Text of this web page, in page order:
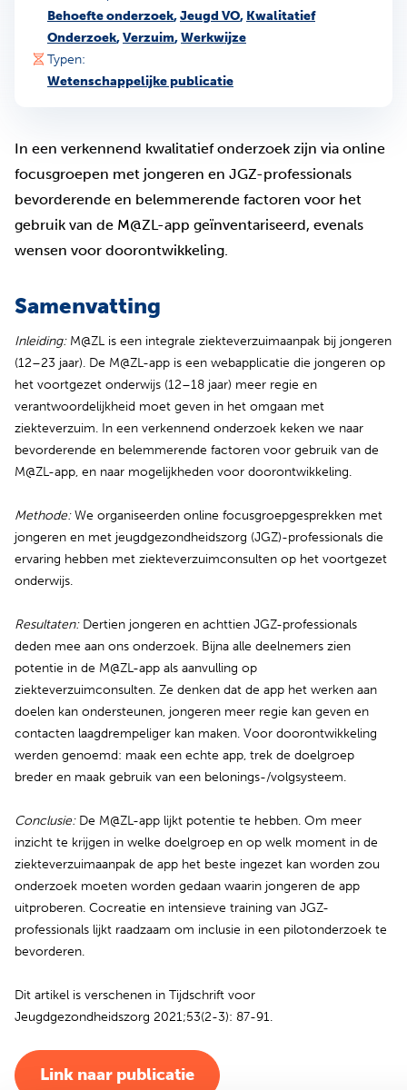
Behoefte onderzoek,Jeugd VO, Kwalitatief
Onderzoek,Verzuim,Werkwijze
Typen:
Wetenschappelijke publicatie
In een verkennend kwalitatief onderzoek zijn via online
focusgroepen met jongeren en JGZ-professionals
bevorderende en belemmerende factoren voor het
gebruik van de M@ZL-app geïnventariseerd, evenals
wensen voor doorontwikkeling.
Samenvatting
Inleiding:M@ZL is een integrale ziekteverzuimaanpak bij jongeren
(12–23 jaar). De M@ZL-app is een webapplicatie die jongeren op
het voortgezet onderwijs (12–18 jaar) meer regie en
verantwoordelijkheid moet geven in het omgaan met
ziekteverzuim. In een verkennend onderzoek keken we naar
bevorderende en belemmerende factoren voor gebruik van de
M@ZL-app, en naar mogelijkheden voor doorontwikkeling.
Methode:We organiseerden online focusgroepgesprekken met
jongeren en met jeugdgezondheidszorg (JGZ)-professionals die
ervaring hebben met ziekteverzuimconsulten op het voortgezet
onderwijs.
Resultaten:Dertien jongeren en achttien JGZ-professionals
deden mee aan ons onderzoek. Bijna alle deelnemers zien
potentie in de M@ZL-app als aanvulling op
ziekteverzuimconsulten. Ze denken dat de app het werken aan
doelen kan ondersteunen, jongeren meer regie kan geven en
contacten laagdrempeliger kan maken. Voor doorontwikkeling
werden genoemd: maak een echte app, trek de doelgroep
breder en maak gebruik van een belonings-/volgsysteem.
Conclusie:De M@ZL-app lijkt potentie te hebben. Om meer
inzicht te krijgen in welke doelgroep en op welk moment in de
ziekteverzuimaanpak de app het beste ingezet kan worden zou
onderzoek moeten worden gedaan waarin jongeren de app
uitproberen. Cocreatie en intensieve training van JGZ-
professionals lijkt raadzaam om inclusie in een pilotonderzoek te
bevorderen.
Dit artikel is verschenen in Tijdschrift voor
Jeugdgezondheidszorg 2021;53(2-3): 87-91.
Link naar publicatie